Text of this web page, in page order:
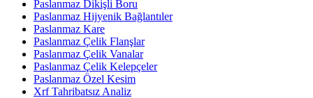
Paslanmaz Dikişli Boru
Paslanmaz Hijyenik Bağlantıler
Paslanmaz Kare
Paslanmaz Çelik Flanşlar
Paslanmaz Çelik Vanalar
Paslanmaz Çelik Kelepçeler
Paslanmaz Özel Kesim
Xrf Tahribatsız Analiz